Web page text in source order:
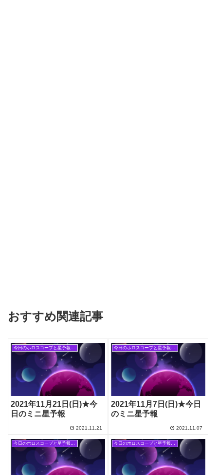
おすすめ関連記事
2021年11月21日(日)★今
日のミニ星予報
2021.11.21
2021年11月7日(日)★今日
のミニ星予報
2021.11.07
今日のホロスコープと星予報(旧記事) 今日のホロスコープと星予報(旧記事)